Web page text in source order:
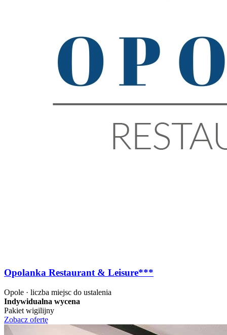
Opolanka Restaurant & Leisure***
Opole · liczba miejsc do ustalenia
Indywidualna wycena
Pakiet wigilijny
Zobacz ofertę